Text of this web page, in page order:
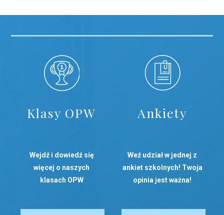
Klasy OPW
Wejdź i dowiedź się
więcej o naszych
klasach OPW
Ankiety
Weź udział w jednej z
ankiet szkolnych! Twoja
opinia jest ważna!